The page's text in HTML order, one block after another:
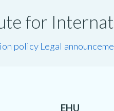
for
policy Legal
EHU